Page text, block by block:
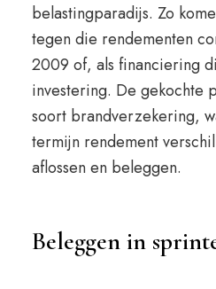
belastingparadijs. Zo
tegen die rendementen
2009 of, als financiering
investering. De gekochte
soort brandverzekering,
termijn rendement
aflossen en beleggen.
Beleggen in